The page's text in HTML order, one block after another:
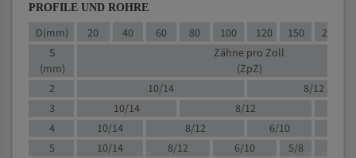
PROFILE UND ROHRE
D(mm) 20 40 60 80 100 120 150 200
S
(mm)
Zähne pro Zoll
(ZpZ)
2
10/14
8/12
3
10/14 8/12
4
10/14 8/12 6/10
5
10/14 8/12 6/10
5/8